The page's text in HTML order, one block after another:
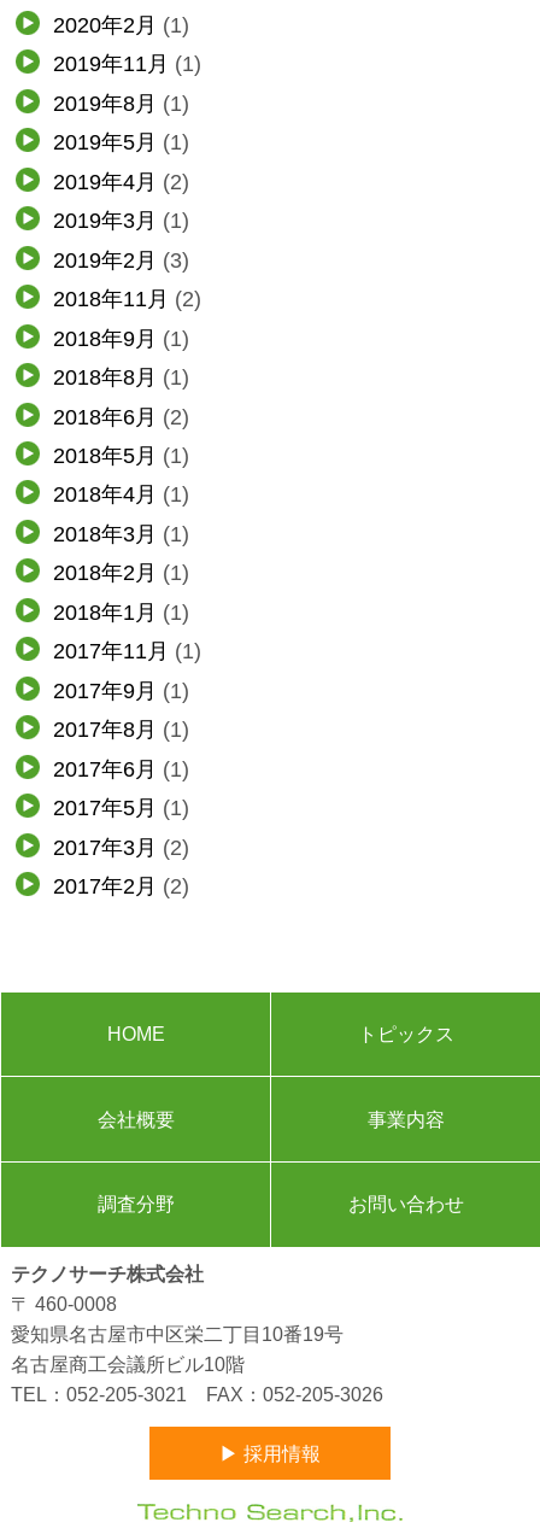
2020年2月 (1)
2019年11月 (1)
2019年8月 (1)
2019年5月 (1)
2019年4月 (2)
2019年3月 (1)
2019年2月 (3)
2018年11月 (2)
2018年9月 (1)
2018年8月 (1)
2018年6月 (2)
2018年5月 (1)
2018年4月 (1)
2018年3月 (1)
2018年2月 (1)
2018年1月 (1)
2017年11月 (1)
2017年9月 (1)
2017年8月 (1)
2017年6月 (1)
2017年5月 (1)
2017年3月 (2)
2017年2月 (2)
HOME トピックス
会社概要 事業内容
調査分野 お問い合わせ
テクノサーチ株式会社
〒 460-0008
愛知県名古屋市中区栄二丁目10番19号
名古屋商工会議所ビル10階
TEL： 052-205-3021 FAX：052-205-3026
▶ 採用情報